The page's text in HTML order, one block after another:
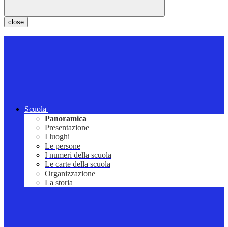
close
Scuola
Panoramica
Presentazione
I luoghi
Le persone
I numeri della scuola
Le carte della scuola
Organizzazione
La storia